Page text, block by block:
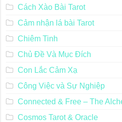
Cách Xào Bài Tarot
Cảm nhận lá bài Tarot
Chiêm Tinh
Chủ Đề Và Mục Đích
Con Lắc Cảm Xạ
Công Việc và Sự Nghiệp
Connected & Free – The
Cosmos Tarot & Oracle